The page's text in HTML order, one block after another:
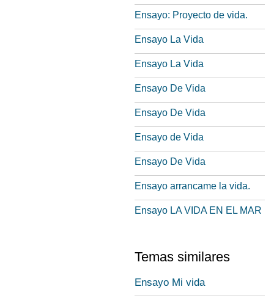
Ensayo: Proyecto de vida.
Ensayo La Vida
Ensayo La Vida
Ensayo De Vida
Ensayo De Vida
Ensayo de Vida
Ensayo De Vida
Ensayo arrancame la vida.
Ensayo LA VIDA EN EL MAR
Temas similares
Ensayo Mi vida